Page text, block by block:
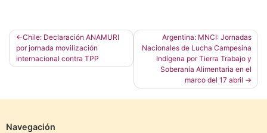
Navegación
de
Chile: Declaración ANAMURI
por jornada movilización
internacional contra TPP
Argentina: MNCI: Jornadas
Nacionales de Lucha Campesina
Indígena por Tierra Trabajo y
Soberanía Alimentaria en el
marco del 17 abril
Navegación